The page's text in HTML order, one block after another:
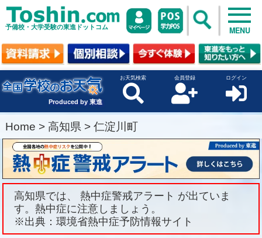
予備校・大学受験の東進ドットコム MENU
Produced by 東進
お天気検索 会員登録 ログイン
Home > 高知県 > 仁淀川町
高知県では、 熱中症警戒アラート が出ていま
す。熱中症に注意しましょう。
※出典：環境省熱中症予防情報サイト